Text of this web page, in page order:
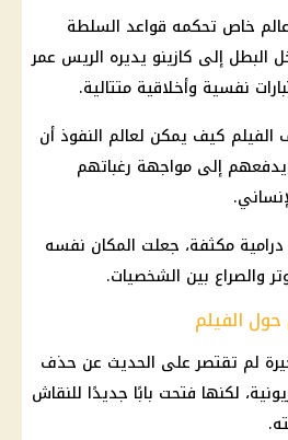
خاص تحكمه قواعد السلطة
البطل إلى كازينو يديره الريس عمر
نفسية وأخلاقية متتالية.
كيف يمكن لعالم النفوذ أن
إلى مواجهة رغباتهم
مكثفة، جعلت المكان نفسه
والصراع بين الشخصيات.
الفيلم
لم تقتصر على الحديث عن حذف
لكنها فتحت بابًا جديدًا للنقاش